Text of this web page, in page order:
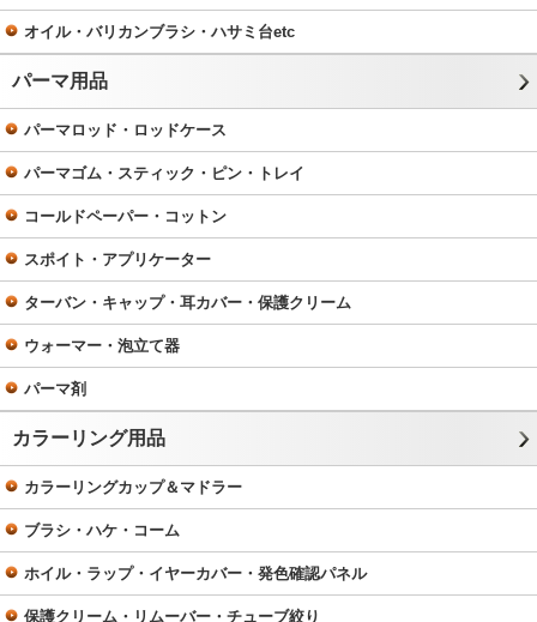
オイル・バリカンブラシ・ハサミ台etc
パーマ用品
パーマロッド・ロッドケース
パーマゴム・スティック・ピン・トレイ
コールドペーパー・コットン
スポイト・アプリケーター
ターバン・キャップ・耳カバー・保護クリーム
ウォーマー・泡立て器
パーマ剤
カラーリング用品
カラーリングカップ＆マドラー
ブラシ・ハケ・コーム
ホイル・ラップ・イヤーカバー・発色確認パネル
保護クリーム・リムーバー・チューブ絞り